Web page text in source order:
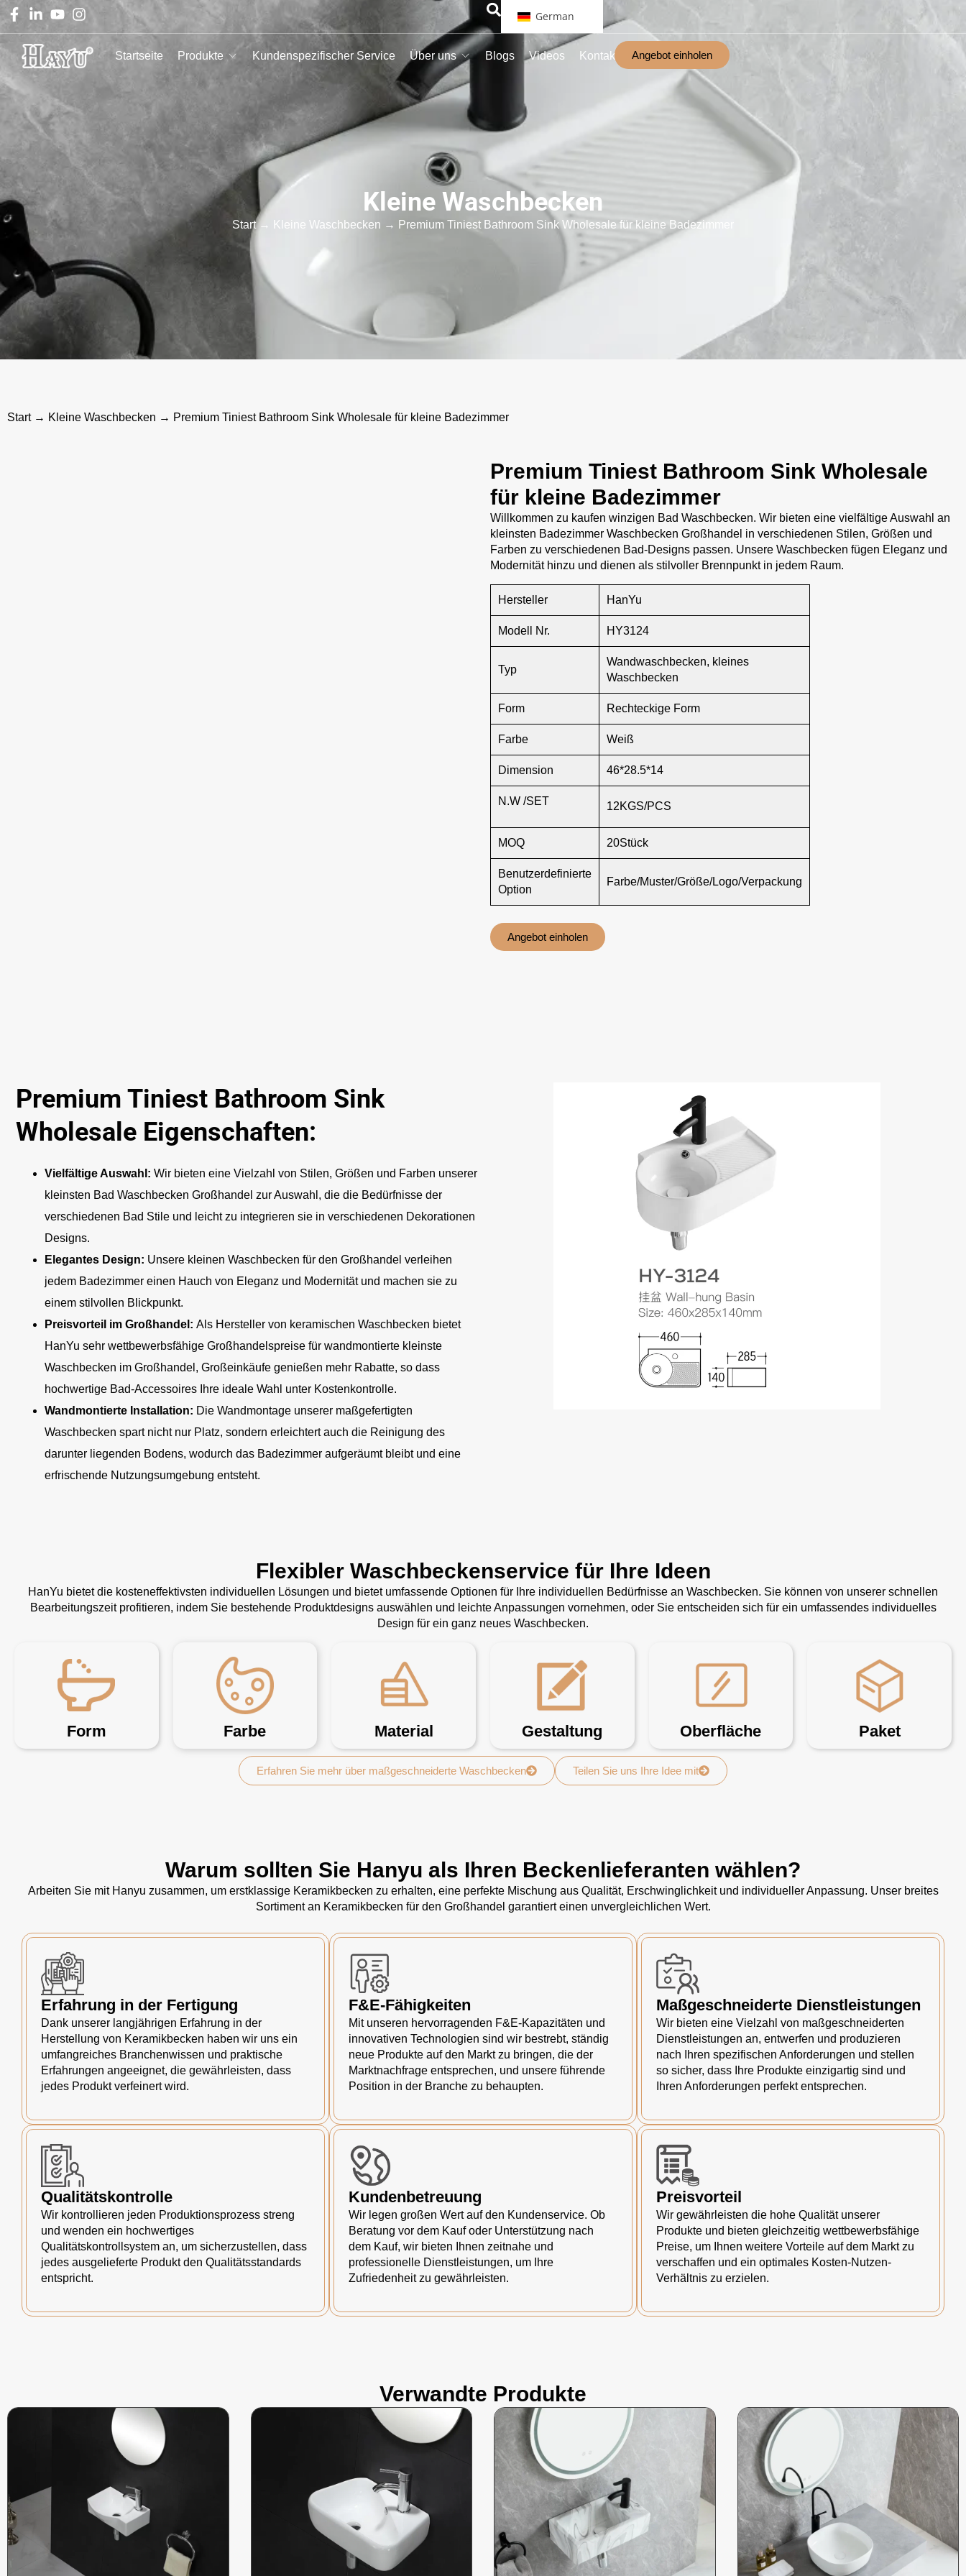
German
Startseite Produkte Kundenspezifischer Service Über uns Blogs Videos Kontakt Angebot einholen
Kleine Waschbecken
Start→ Kleine Waschbecken → Premium Tiniest Bathroom Sink Wholesale für kleine Badezimmer
Start→ Kleine Waschbecken → Premium Tiniest Bathroom Sink Wholesale für kleine Badezimmer
Premium Tiniest Bathroom Sink Wholesale
für kleine Badezimmer
Willkommen zu kaufen winzigen Bad Waschbecken. Wir bieten eine vielfältige Auswahl an
kleinsten Badezimmer Waschbecken Großhandel in verschiedenen Stilen, Größen und
Farben zu verschiedenen Bad-Designs passen. Unsere Waschbecken fügen Eleganz und
Modernität hinzu und dienen als stilvoller Brennpunkt in jedem Raum.
Hersteller HanYu
Modell Nr. HY3124
Typ
Wandwaschbecken, kleines
Waschbecken
Form Rechteckige Form
Farbe Weiß
Dimension 46*28.5*14
N.W /SET 12KGS/PCS
MOQ 20Stück
Benutzerdefinierte
Option
Farbe/Muster/Größe/Logo/Verpackung
Angebot einholen
Premium Tiniest Bathroom Sink
Wholesale Eigenschaften:
Vielfältige Auswahl: Wir bieten eine Vielzahl von Stilen, Größen und Farben unserer
kleinsten Bad Waschbecken Großhandel zur Auswahl, die die Bedürfnisse der
verschiedenen Bad Stile und leicht zu integrieren sie in verschiedenen Dekorationen
Designs.
Elegantes Design: Unsere kleinen Waschbecken für den Großhandel verleihen
jedem Badezimmer einen Hauch von Eleganz und Modernität und machen sie zu
einem stilvollen Blickpunkt.
Preisvorteil im Großhandel: Als Hersteller von keramischen Waschbecken bietet
HanYu sehr wettbewerbsfähige Großhandelspreise für wandmontierte kleinste
Waschbecken im Großhandel, Großeinkäufe genießen mehr Rabatte, so dass
hochwertige Bad-Accessoires Ihre ideale Wahl unter Kostenkontrolle.
Wandmontierte Installation: Die Wandmontage unserer maßgefertigten
Waschbecken spart nicht nur Platz, sondern erleichtert auch die Reinigung des
darunter liegenden Bodens, wodurch das Badezimmer aufgeräumt bleibt und eine
erfrischende Nutzungsumgebung entsteht.
Flexibler Waschbeckenservice für Ihre Ideen
HanYu bietet die kosteneffektivsten individuellen Lösungen und bietet umfassende Optionen für Ihre individuellen Bedürfnisse an Waschbecken. Sie können von unserer schnellen
Bearbeitungszeit profitieren, indem Sie bestehende Produktdesigns auswählen und leichte Anpassungen vornehmen, oder Sie entscheiden sich für ein umfassendes individuelles
Design für ein ganz neues Waschbecken.
Form Farbe Material Gestaltung Oberfläche Paket
Erfahren Sie mehr über maßgeschneiderte Waschbecken Teilen Sie uns Ihre Idee mit
Warum sollten Sie Hanyu als Ihren Beckenlieferanten wählen?
Arbeiten Sie mit Hanyu zusammen, um erstklassige Keramikbecken zu erhalten, eine perfekte Mischung aus Qualität, Erschwinglichkeit und individueller Anpassung. Unser breites
Sortiment an Keramikbecken für den Großhandel garantiert einen unvergleichlichen Wert.
Erfahrung in der Fertigung
Dank unserer langjährigen Erfahrung in der
Herstellung von Keramikbecken haben wir uns ein
umfangreiches Branchenwissen und praktische
Erfahrungen angeeignet, die gewährleisten, dass
jedes Produkt verfeinert wird.
F&E-Fähigkeiten
Mit unseren hervorragenden F&E-Kapazitäten und
innovativen Technologien sind wir bestrebt, ständig
neue Produkte auf den Markt zu bringen, die der
Marktnachfrage entsprechen, und unsere führende
Position in der Branche zu behaupten.
Maßgeschneiderte Dienstleistungen
Wir bieten eine Vielzahl von maßgeschneiderten
Dienstleistungen an, entwerfen und produzieren
nach Ihren spezifischen Anforderungen und stellen
so sicher, dass Ihre Produkte einzigartig sind und
Ihren Anforderungen perfekt entsprechen.
Qualitätskontrolle
Wir kontrollieren jeden Produktionsprozess streng
und wenden ein hochwertiges
Qualitätskontrollsystem an, um sicherzustellen, dass
jedes ausgelieferte Produkt den Qualitätsstandards
entspricht.
Kundenbetreuung
Wir legen großen Wert auf den Kundenservice. Ob
Beratung vor dem Kauf oder Unterstützung nach
dem Kauf, wir bieten Ihnen zeitnahe und
professionelle Dienstleistungen, um Ihre
Zufriedenheit zu gewährleisten.
Preisvorteil
Wir gewährleisten die hohe Qualität unserer
Produkte und bieten gleichzeitig wettbewerbsfähige
Preise, um Ihnen weitere Vorteile auf dem Markt zu
verschaffen und ein optimales Kosten-Nutzen-
Verhältnis zu erzielen.
Verwandte Produkte